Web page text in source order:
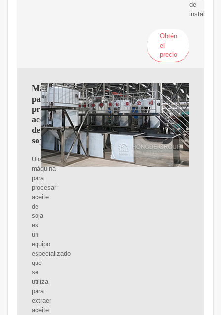
de
instalación
Obtén
el
precio
Máquina
para
procesar
aceite
de
soja
Una
máquina
para
procesar
aceite
de
soja
es
un
equipo
especializado
que
se
utiliza
para
extraer
aceite